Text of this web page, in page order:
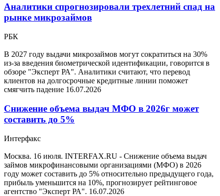
Аналитики спрогнозировали трехлетний спад на
рынке микрозаймов
РБК
В 2027 году выдачи микрозаймов могут сократиться на 30%
из-за введения биометрической идентификации, говорится в
обзоре "Эксперт РА". Аналитики считают, что перевод
клиентов на долгосрочные кредитные линии поможет
смягчить падение 16.07.2026
Снижение объема выдач МФО в 2026г может
составить до 5%
Интерфакс
Москва. 16 июля. INTERFAX.RU - Снижение объема выдач
займов микрофинансовыми организациями (МФО) в 2026
году может составить до 5% относительно предыдущего года,
прибыль уменьшится на 10%, прогнозирует рейтинговое
агентство "Эксперт РА". 16.07.2026